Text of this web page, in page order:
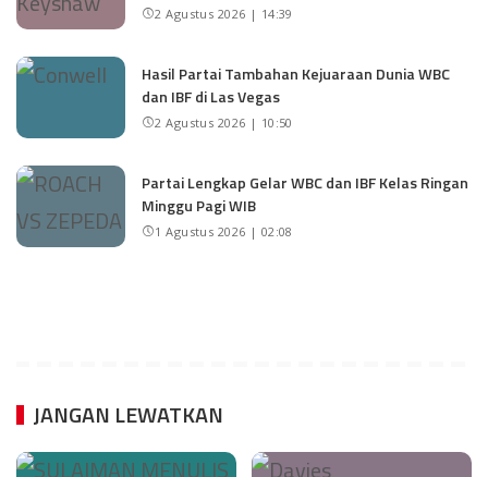
2 Agustus 2026 | 14:39
Hasil Partai Tambahan Kejuaraan Dunia WBC
dan IBF di Las Vegas
2 Agustus 2026 | 10:50
Partai Lengkap Gelar WBC dan IBF Kelas Ringan
Minggu Pagi WIB
1 Agustus 2026 | 02:08
JANGAN LEWATKAN